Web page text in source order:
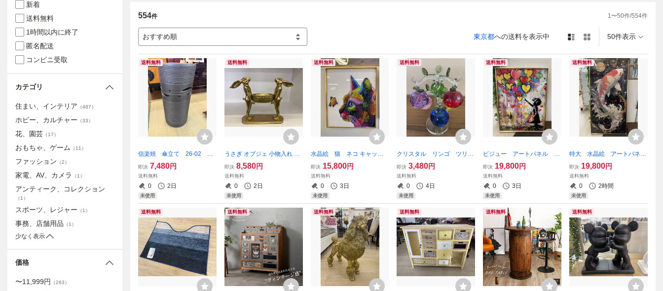
お見舞い申請をお願いしております。
破損した品物の引き取りなども行なっておりません。
お客様にて処分をお願いいたします。
ご理解いただける方のみご購入をお願いいたします。
554件 1〜50件/554件
おすすめ順 東京都への送料を表示中 50件表示
送料無料
信楽焼 傘立て 26-02 傘
置き 陶器 日本六古窯 焼
物 国産 日本製 工芸品
かさたて アンブレラホルダ
ー アンブレラスタンド 和
風
即決 7,480円
送料無料
0 2日
未使用
送料無料
うさぎ オブジェ 小物入れ ゴ
ールド インテリア 縁起物 ラ
ビット トレイ 置物 ウサギ 兎
アンティーク おしゃれ 小物
トレイ トレー かご 箱
即決 8,580円
送料無料
0 2日
未使用
送料無料
水晶絵 猫 ネコ キャット
カラフル アニマル アートパ
ネル 絵画 ペイント 絵 50 60
ねこ クリスタル キラキラ ゴ
ールド 額縁 額 フレーム
即決 15,800円
送料無料
0 3日
未使用
送料無料
クリスタル リンゴ ツリ
ー オブジェ 置物 キラキ
ラ 宝石 アップル カラフ
ル Sサイズ プレゼント
金運 運気 運勢 運 幸運 林檎
即決 3,480円
送料無料
0 4日
未使用
送料無料
ビジュー アートパネル バ
ンクシー 風船と少女 壁掛
け パネル アート 絵 絵
画 幅60 高さ80 キラキ
ラ 額 額縁 額絵 フレー
ム
即決 19,800円
送料無料
0 3日
未使用
送料無料
特大 水晶絵 アートパネ
ル 昇り鯉 鯉の滝登り
鯉 クリスタル 絵画 アー
ト コイ 立身出世 開業祝
い 開店祝い 額縁 額絵 フレー
ム
即決 19,800円
送料無料
0 2時間
未使用
送料無料 送料無料 送料無料 送料無料 送料無料 送料無料
新着
送料無料
1時間以内に終了
匿名配送
コンビニ受取
カテゴリ
住まい、インテリア （487）
ホビー、カルチャー （33）
花、園芸 （17）
おもちゃ、ゲーム （11 ）
ファッション （2）
家電、AV、カメラ （1 ）
アンティーク、コレクション
（1 ）
スポーツ、レジャー （1 ）
事務、店舗用品 （1 ）
少なく表示
価格
〜11,999円 （263）